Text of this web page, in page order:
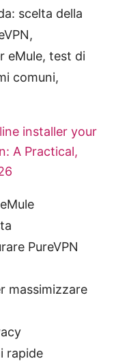
scelta della
eMule, test di
comuni,
installer your
A Practical,
PureVPN
massimizzare
rapide